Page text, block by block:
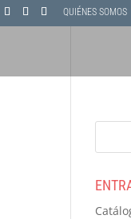
QUIÉNES SOMOS